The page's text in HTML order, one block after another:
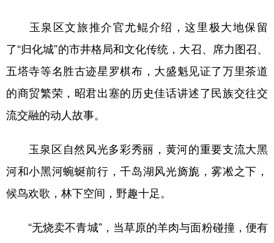
玉泉区文旅推介官尤鲲介绍，这里极大地保留
了“归化城”的市井格局和文化传统，大召、席力图召、
五塔寺等名胜古迹星罗棋布，大盛魁见证了万里茶道
的商贸繁荣，昭君出塞的历史佳话讲述了民族交往交
流交融的动人故事。
玉泉区自然风光多彩秀丽，黄河的重要支流大黑
河和小黑河蜿蜒前行，千岛湖风光旖旎，雾凇之下，
候鸟欢歌，林下空间，野趣十足。
“无烧卖不青城”，当草原的羊肉与面粉碰撞，便有